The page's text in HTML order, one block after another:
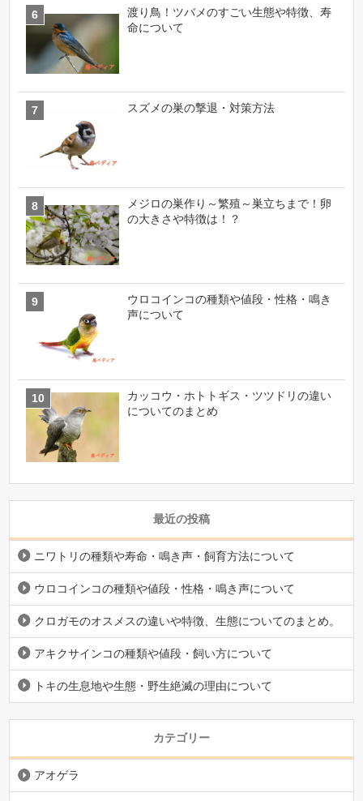
渡り鳥！ツバメのすごい生態や特徴、寿
命について
スズメの巣の撃退・対策方法
メジロの巣作り～繁殖～巣立ちまで！卵
の大きさや特徴は！？
ウロコインコの種類や値段・性格・鳴き
声について
カッコウ・ホトトギス・ツツドリの違い
についてのまとめ
最近の投稿
ニワトリの種類や寿命・鳴き声・飼育方法について
ウロコインコの種類や値段・性格・鳴き声について
クロガモのオスメスの違いや特徴、生態についてのまとめ。
アキクサインコの種類や値段・飼い方について
トキの生息地や生態・野生絶滅の理由について
カテゴリー
アオゲラ